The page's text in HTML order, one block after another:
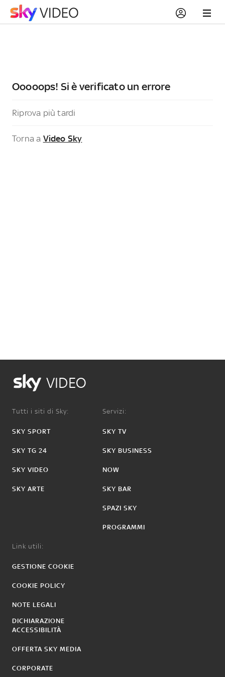
Ooooops! Si è verificato un errore
Riprova più tardi
Torna a Video Sky
VIDEO
Tutti i siti di Sky:
SKY SPORT
SKY TG 24
SKY VIDEO
SKY ARTE
Servizi:
SKY TV
SKY BUSINESS
NOW
SKY BAR
SPAZI SKY
PROGRAMMI
Link utili:
GESTIONE COOKIE
COOKIE POLICY
NOTE LEGALI
DICHIARAZIONE
ACCESSIBILITÀ
OFFERTA SKY MEDIA
CORPORATE